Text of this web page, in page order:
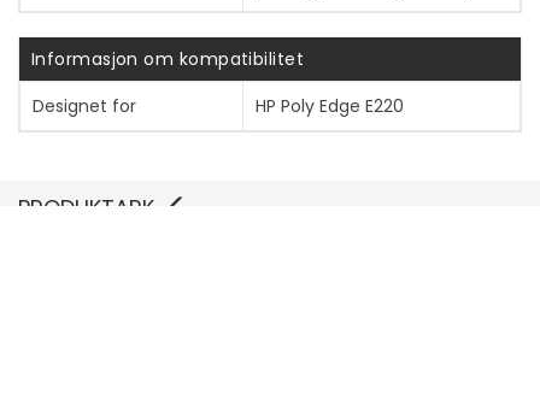
Informasjon om kompatibilitet
Designet for
HP Poly Edge E220
PRODUKTARK